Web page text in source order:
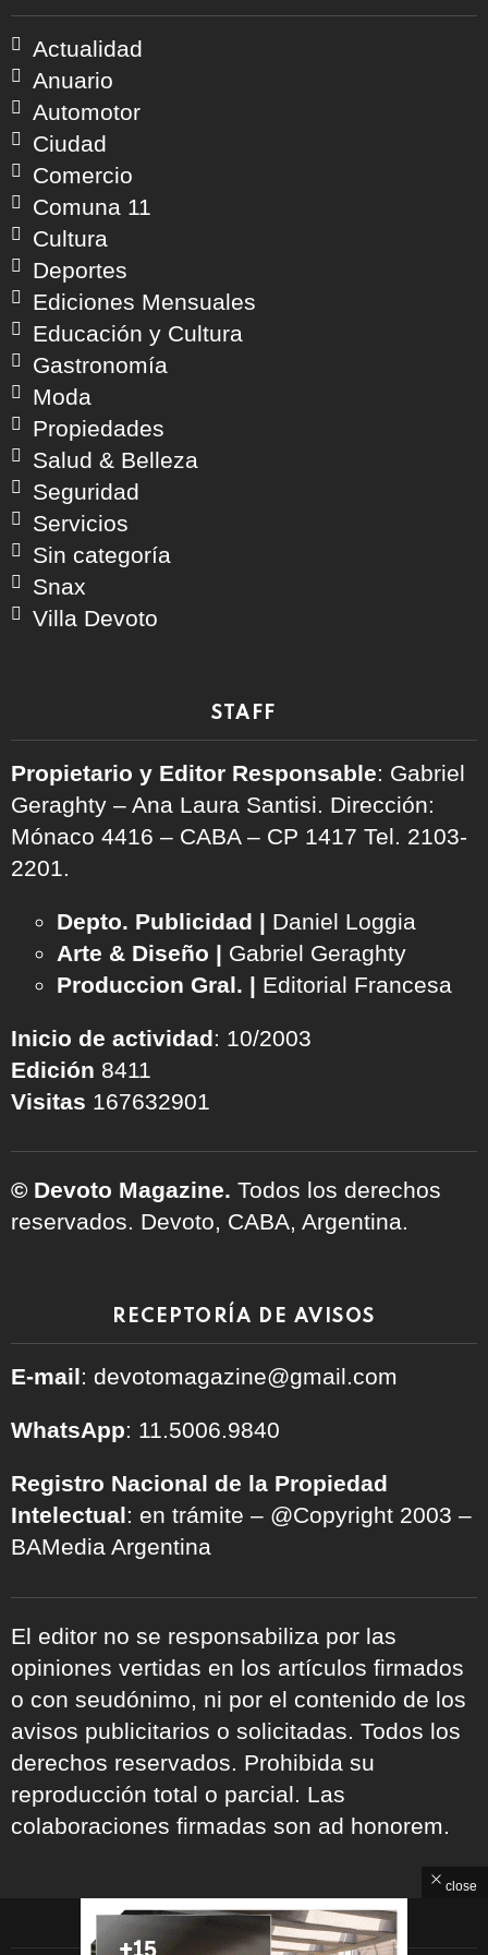
Actualidad
Anuario
Automotor
Ciudad
Comercio
Comuna 11
Cultura
Deportes
Ediciones Mensuales
Educación y Cultura
Gastronomía
Moda
Propiedades
Salud & Belleza
Seguridad
Servicios
Sin categoría
Snax
Villa Devoto
STAFF
Propietario y Editor Responsable: Gabriel
Geraghty – Ana Laura Santisi. Dirección:
Mónaco 4416 – CABA – CP 1417 Tel. 2103-
2201.
Depto. Publicidad | Daniel Loggia
Arte & Diseño | Gabriel Geraghty
Produccion Gral. | Editorial Francesa
Inicio de actividad: 10/2003
Edición 8411
Visitas 167632901
© Devoto Magazine. Todos los derechos
reservados. Devoto, CABA, Argentina.
RECEPTORÍA DE AVISOS
E-mail: devotomagazine@gmail.com
WhatsApp: 11.5006.9840
Registro Nacional de la Propiedad
Intelectual: en trámite – @Copyright 2003 –
BAMedia Argentina
El editor no se responsabiliza por las
opiniones vertidas en los artículos firmados
o con seudónimo, ni por el contenido de los
avisos publicitarios o solicitadas. Todos los
derechos reservados. Prohibida su
reproducción total o parcial. Las
colaboraciones firmadas son ad honorem.
ARCHIVOS
close